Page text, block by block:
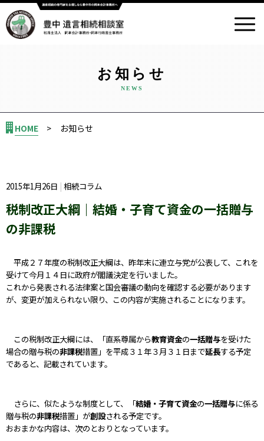
お知らせ
HOME お知らせ
2015年1月26日 相続コラム
税制改正大綱｜結婚・子育て資金の一括贈与
の非課税
平成２７年度の税制改正大綱は、昨年末に連立与党が公表して、これを
受けて今月１４日に政府が閣議決定を行いました。
これから発表される法律案と国会審議の動向を確認する必要があります
が、変更が加えられない限り、この内容が実施されることになります。
この税制改正大綱には、「直系尊属から教育資金の一括贈与を受けた
場合の贈与税の非課税措置」を平成３１年３月３１日まで延長する予定
であると、記載されています。
さらに、似たような制度として、「結婚・子育て資金の一括贈与に係る
贈与税の非課税措置」が創設される予定です。
おおまかな内容は、次のとおりとなっています。